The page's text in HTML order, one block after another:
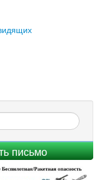
письмо